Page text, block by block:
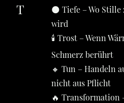
T
🌑 Tiefe – Wo
wird
🕯️ Trost – Wenn
Schmerz berührt
🔸 Tun – Handeln
nicht aus Pflicht
🔥 Transformation